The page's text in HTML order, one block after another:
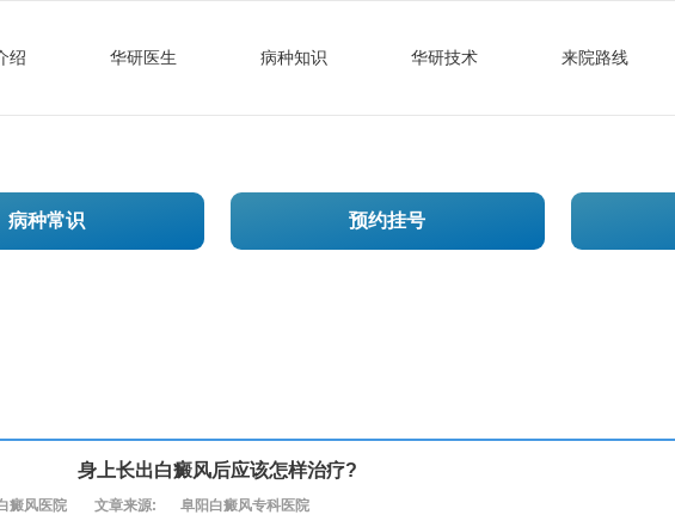
绍 华研医生 病种知识 华研技术 来院路线
病种常识 预约挂号
身上长出白癜风后应该怎样治疗?
癜风医院 文章来源: 阜阳白癜风专科医院